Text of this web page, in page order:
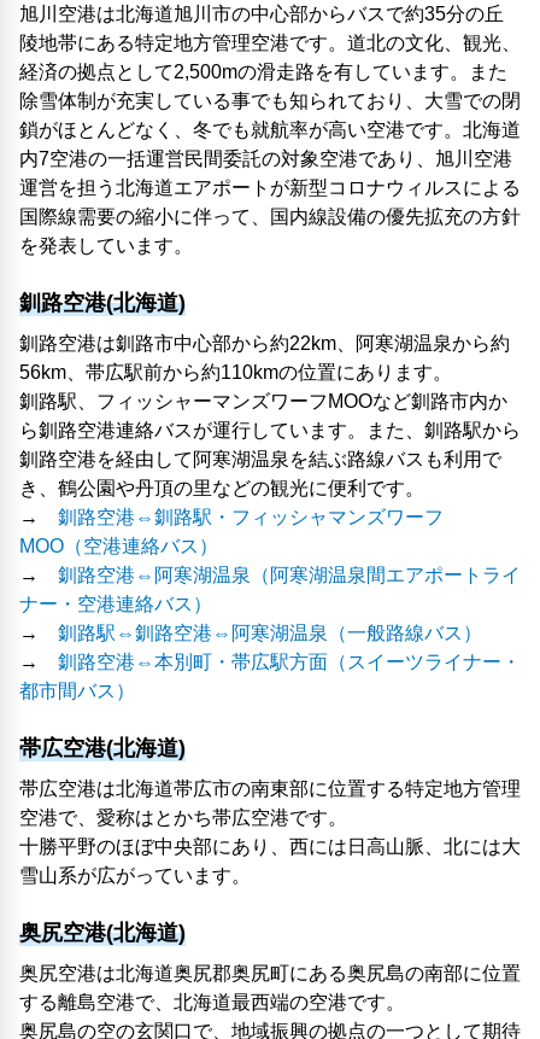
旭川空港は北海道旭川市の中心部からバスで約35分の丘
陵地帯にある特定地方管理空港です。道北の文化、観光、
経済の拠点として2,500mの滑走路を有しています。また
除雪体制が充実している事でも知られており、大雪での閉
鎖がほとんどなく、冬でも就航率が高い空港です。北海道
内7空港の一括運営民間委託の対象空港であり、旭川空港
運営を担う北海道エアポートが新型コロナウィルスによる
国際線需要の縮小に伴って、国内線設備の優先拡充の方針
を発表しています。
釧路空港(北海道)
釧路空港は釧路市中心部から約22km、阿寒湖温泉から約
56km、帯広駅前から約110kmの位置にあります。
釧路駅、フィッシャーマンズワーフMOOなど釧路市内か
ら釧路空港連絡バスが運行しています。また、釧路駅から
釧路空港を経由して阿寒湖温泉を結ぶ路線バスも利用で
き、鶴公園や丹頂の里などの観光に便利です。
→ 釧路空港⇔釧路駅・フィッシャマンズワーフ
MOO（空港連絡バス）
→ 釧路空港⇔阿寒湖温泉（阿寒湖温泉間エアポートライ
ナー・空港連絡バス）
→ 釧路駅⇔釧路空港⇔阿寒湖温泉（一般路線バス）
→ 釧路空港⇔本別町・帯広駅方面（スイーツライナー・
都市間バス）
帯広空港(北海道)
帯広空港は北海道帯広市の南東部に位置する特定地方管理
空港で、愛称はとかち帯広空港です。
十勝平野のほぼ中央部にあり、西には日高山脈、北には大
雪山系が広がっています。
奥尻空港(北海道)
奥尻空港は北海道奥尻郡奥尻町にある奥尻島の南部に位置
する離島空港で、北海道最西端の空港です。
奥尻島の空の玄関口で、地域振興の拠点の一つとして期待